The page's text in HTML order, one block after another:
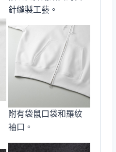
針縫製工藝。
附有袋鼠口袋和羅紋
袖口。